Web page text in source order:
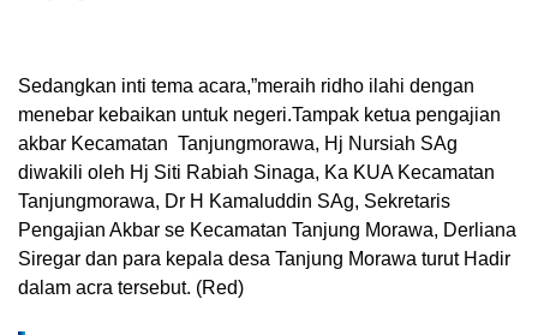
Sedangkan inti tema acara,”meraih ridho ilahi dengan
menebar kebaikan untuk negeri.Tampak ketua pengajian
akbar Kecamatan Tanjungmorawa, Hj Nursiah SAg
diwakili oleh Hj Siti Rabiah Sinaga, Ka KUA Kecamatan
Tanjungmorawa, Dr H Kamaluddin SAg, Sekretaris
Pengajian Akbar se Kecamatan Tanjung Morawa, Derliana
Siregar dan para kepala desa Tanjung Morawa turut Hadir
dalam acra tersebut. (Red)